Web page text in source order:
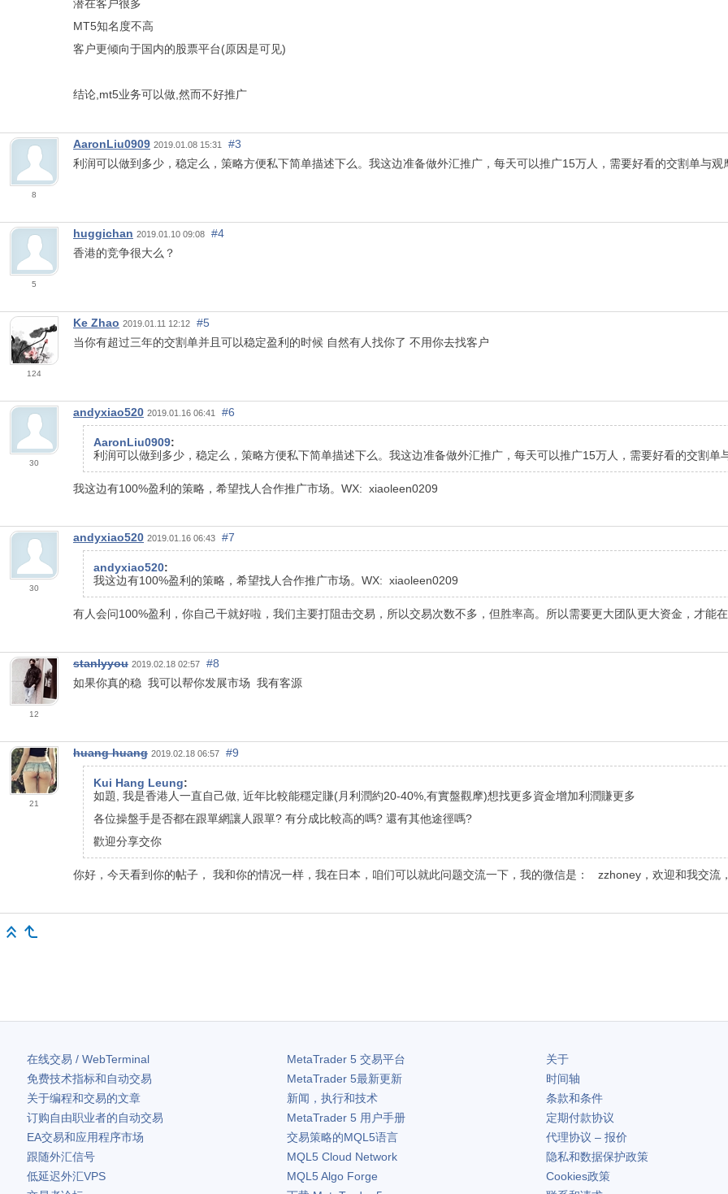
潜在客户很多
MT5知名度不高
客户更倾向于国内的股票平台(原因是可见)
结论,mt5业务可以做,然而不好推广
8
AaronLiu0909 2019.01.08 15:31
#3
利润可以做到多少，稳定么，策略方便私下简单描述下么。我这边准备做外汇推广，每天可以推广15万人，需要好看的交割单与观
5
huggichan 2019.01.10 09:08
#4
香港的竞争很大么？
124
Ke Zhao 2019.01.11 12:12
#5
当你有超过三年的交割单并且可以稳定盈利的时候 自然有人找你了 不用你去找客户
30
andyxiao520 2019.01.16 06:41 #6
AaronLiu0909:
利润可以做到多少，稳定么，策略方便私下简单描述下么。我这边准备做外汇推广，每天可以推广15万人，需要好看的交割单
我这边有100%盈利的策略，希望找人合作推广市场。WX: xiaoleen0209
30
andyxiao520 2019.01.16 06:43 #7
andyxiao520:
我这边有100%盈利的策略，希望找人合作推广市场。WX: xiaoleen0209
有人会问100%盈利，你自己干就好啦，我们主要打阻击交易，所以交易次数不多，但胜率高。所以需要更大团队更大资金，才能在
12
stanlyyou 2019.02.18 02:57
#8
如果你真的稳 我可以帮你发展市场 我有客源
21
huang huang 2019.02.18 06:57 #9
Kui Hang Leung:
如題, 我是香港人一直自己做, 近年比較能穩定賺(月利潤約20-40%,有實盤觀摩)想找更多資金增加利潤賺更多
各位操盤手是否都在跟單網讓人跟單? 有分成比較高的嗎? 還有其他途徑嗎?
歡迎分享交你
你好，今天看到你的帖子， 我和你的情况一样，我在日本，咱们可以就此问题交流一下，我的微信是： zzhoney，欢迎和我交流
在线交易 / WebTerminal
免费技术指标和自动交易
关于编程和交易的文章
订购自由职业者的自动交易
EA交易和应用程序市场
跟随外汇信号
低延迟外汇VPS
MetaTrader 5交易平台
MetaTrader 5最新更新
新闻，执行和技术
MetaTrader 5用户手册
交易策略的MQL5语言
MQL5 Cloud Network
MQL5 Algo Forge
关于
时间轴
条款和条件
定期付款协议
代理协议 – 报价
隐私和数据保护政策
Cookies政策